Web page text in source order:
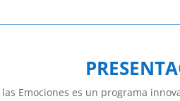
Emociones es un programa